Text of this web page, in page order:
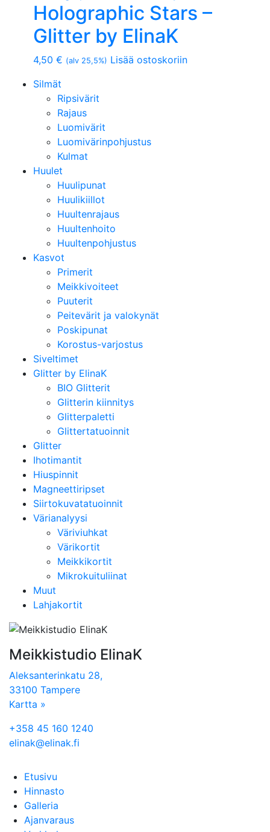
Holographic Stars –
Glitter by ElinaK
4,50 € (alv 25,5%) Lisää ostoskoriin
Silmät
Ripsivärit
Rajaus
Luomivärit
Luomivärinpohjustus
Kulmat
Huulet
Huulipunat
Huulikiillot
Huultenrajaus
Huultenhoito
Huultenpohjustus
Kasvot
Primerit
Meikkivoiteet
Puuterit
Peitevärit ja valokynät
Poskipunat
Korostus-varjostus
Siveltimet
Glitter by ElinaK
BIO Glitterit
Glitterin kiinnitys
Glitterpaletti
Glittertatuoinnit
Glitter
Ihotimantit
Hiuspinnit
Magneettiripset
Siirtokuvatatuoinnit
Värianalyysi
Väriviuhkat
Värikortit
Meikkikortit
Mikrokuituliinat
Muut
Lahjakortit
Meikkistudio ElinaK
Aleksanterinkatu 28,
33100 Tampere
Kartta »
+358 45 160 1240
elinak@elinak.fi
Etusivu
Hinnasto
Galleria
Ajanvaraus